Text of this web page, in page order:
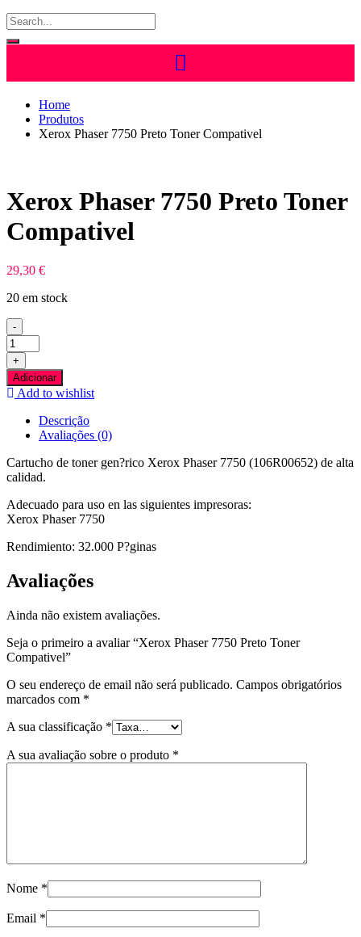
Home
Produtos
Xerox Phaser 7750 Preto Toner Compativel
Xerox Phaser 7750 Preto Toner
Compativel
29,30 €
20 em stock
-
Quantidade
de
Xerox
Phaser
7750
Compativel
+
Adicionar
Add to wishlist
Descrição
Avaliações (0)
Cartucho de toner gen?rico Xerox Phaser 7750 (106R00652) de alta
calidad.
Adecuado para uso en las siguientes impresoras:
Xerox Phaser 7750
Rendimiento: 32.000 P?ginas
Avaliações
Ainda não existem avaliações.
Seja o primeiro a avaliar “Xerox Phaser 7750 Preto Toner
Compativel”
O seu endereço de email não será publicado. Campos obrigatórios
marcados com *
A sua classificação *
A sua avaliação sobre o produto *
Nome *
Email *